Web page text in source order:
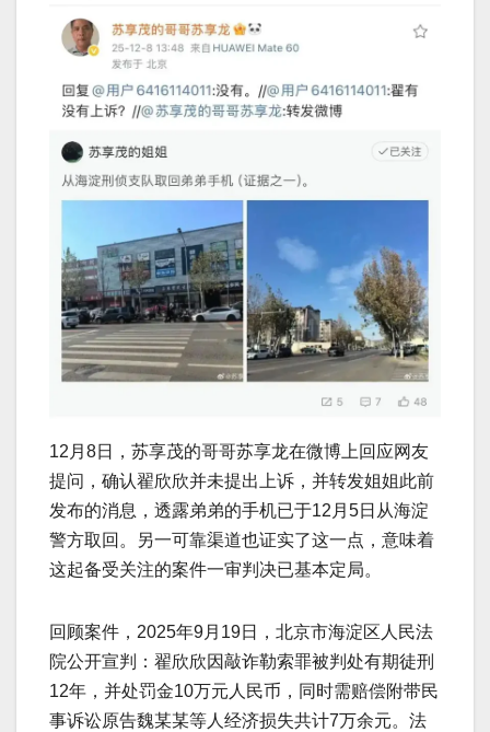
12月8日，苏享茂的哥哥苏享龙在微博上回应网友
提问，确认翟欣欣并未提出上诉，并转发姐姐此前
发布的消息，透露弟弟的手机已于12月5日从海淀
警方取回。另一可靠渠道也证实了这一点，意味着
这起备受关注的案件一审判决已基本定局。
回顾案件，2025年9月19日，北京市海淀区人民法
院公开宣判：翟欣欣因敲诈勒索罪被判处有期徒刑
12年，并处罚金10万元人民币，同时需赔偿附带民
事诉讼原告魏某某等人经济损失共计7万余元。法